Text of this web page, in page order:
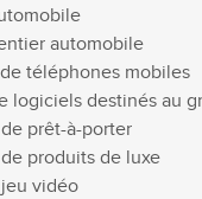
automobile
téléphones mobiles
logiciels destinés au
prêt-à-porter
produits de luxe
vidéo